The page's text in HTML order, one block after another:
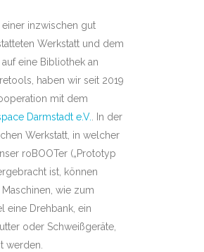
einer inzwischen gut
Werkstatt und dem
eine Bibliothek an
haben wir seit 2019
mit dem
Darmstadt e.V.. In der
Werkstatt, in welcher
roBOOTer („Prototyp
ist, können
wie zum
eine Drehbank, ein
oder Schweißgeräte,
werden.